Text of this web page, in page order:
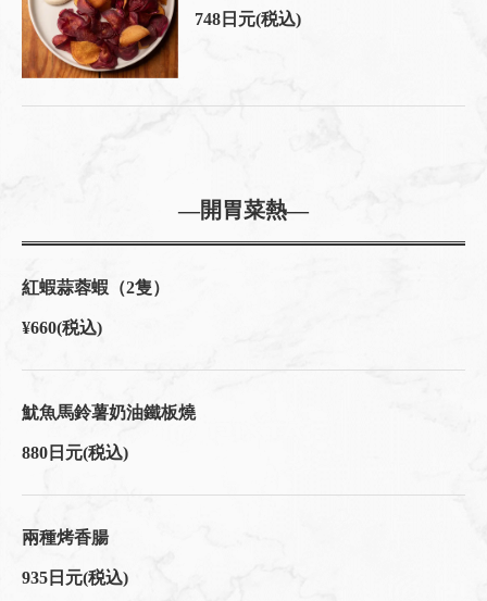
748日元(税込)
―開胃菜熱―
紅蝦蒜蓉蝦（2隻）
¥660(税込)
魷魚馬鈴薯奶油鐵板燒
880日元(税込)
兩種烤香腸
935日元(税込)
この店舗情報をシェアする
お店情報をコピー